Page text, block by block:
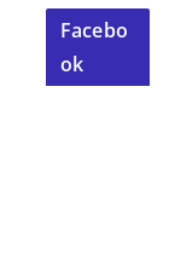
Facebo
ok